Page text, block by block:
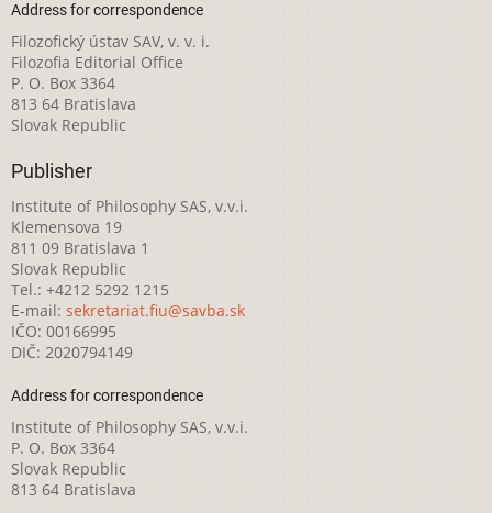
Address for correspondence
Filozofický ústav SAV, v. v. i.
Filozofia Editorial Office
P. O. Box 3364
813 64 Bratislava
Slovak Republic
Publisher
Institute of Philosophy SAS, v.v.i.
Klemensova 19
811 09 Bratislava 1
Slovak Republic
Tel.: +4212 5292 1215
E-mail: sekretariat.fiu@savba.sk
IČO: 00166995
DIČ: 2020794149
Address for correspondence
Institute of Philosophy SAS, v.v.i.
P. O. Box 3364
Slovak Republic
813 64 Bratislava